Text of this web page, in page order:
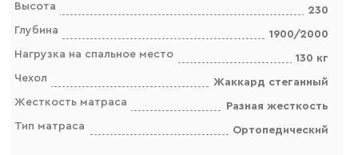
Высота
230
Глубина
1900/2000
Нагрузка на спальное место
130 кг
Чехол
Жаккард стеганный
Жесткость матраса
Разная жесткость
Тип матраса
Ортопедический